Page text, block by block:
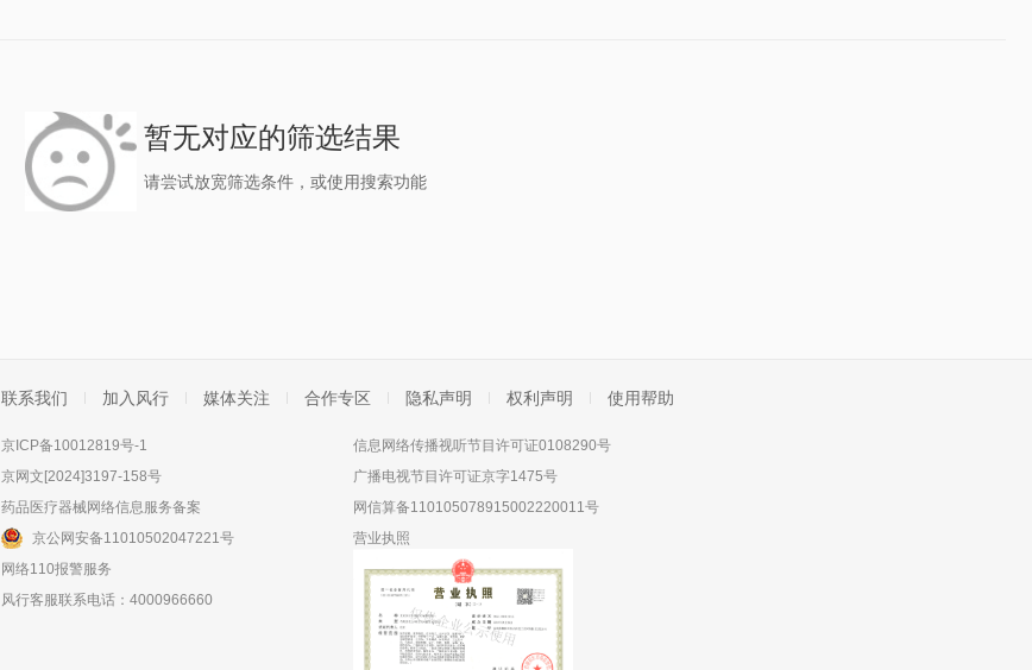
暂无对应的筛选结果
请尝试放宽筛选条件，或使用搜索功能
联系我们 加入风行 媒体关注 合作专区 隐私声明 权利声明 使用帮助
京ICP备10012819号-1
京网文[2024]3197-158号
药品医疗器械网络信息服务备案
京公网安备11010502047221号
网络110报警服务
风行客服联系电话：4000966660
信息网络传播视听节目许可证0108290号
广播电视节目许可证京字1475号
网信算备110105078915002220011号
营业执照